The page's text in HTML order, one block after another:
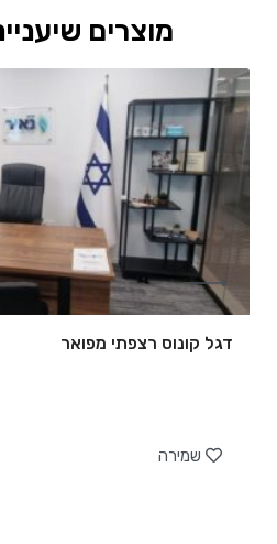
מוצרים
דגל קונוס רצפתי מפואר
שמירה